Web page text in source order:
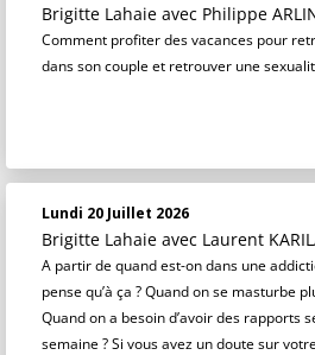
Brigitte Lahaie avec Philippe
Comment profiter des vacances pour
dans son couple et retrouver une
Lundi 20 Juillet 2026
Brigitte Lahaie avec Laurent
A partir de quand est-on dans une
pense qu’à ça ? Quand on se masturbe
Quand on a besoin d’avoir des rapports
semaine ? Si vous avez un doute sur